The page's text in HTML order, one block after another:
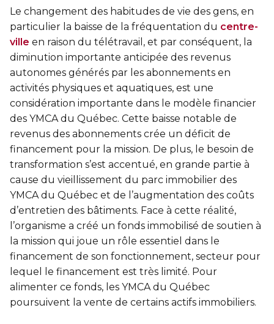
ACTIVITÉS AQUATIQUES
Piscine
Cours de natation pour enfants
Cours de natation pour adultes
Cours d'aquaforme
Longueurs et bain libres
Sauvetage
Café coop
Coop d'initiation à l'entrepreneuriat collectif
Voir tout
SPORTS
Cours de natation pour enfants
Sports pour enfants
ÉCHANGES CULTURELS
Zone accueil et découverte (ZAD)
ZONES JEUNESSE
Trouver une Zone jeunesse
Résidence YMCA Port-Royal
Le changement des habitudes de vie des gens, en
particulier la baisse de la fréquentation du centre-
ville en raison du télétravail, et par conséquent, la
diminution importante anticipée des revenus
autonomes générés par les abonnements en
activités physiques et aquatiques, est une
considération importante dans le modèle financier
des YMCA du Québec. Cette baisse notable de
revenus des abonnements crée un déficit de
financement pour la mission. De plus, le besoin de
transformation s’est accentué, en grande partie à
cause du vieillissement du parc immobilier des
YMCA du Québec et de l’augmentation des coûts
d’entretien des bâtiments. Face à cette réalité,
l’organisme a créé un fonds immobilisé de soutien à
la mission qui joue un rôle essentiel dans le
financement de son fonctionnement, secteur pour
lequel le financement est très limité. Pour
alimenter ce fonds, les YMCA du Québec
poursuivent la vente de certains actifs immobiliers.